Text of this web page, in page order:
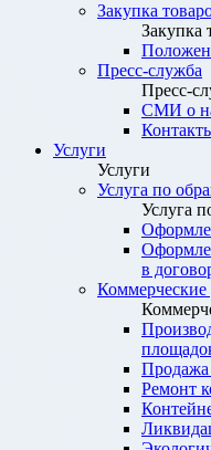
Закупка
Закупка
Пресс-служба
Пресс-
СМИ о
Услуги
Услуги
Услуга по
Услуга
в
Коммерческие
Продажа
Ремонт